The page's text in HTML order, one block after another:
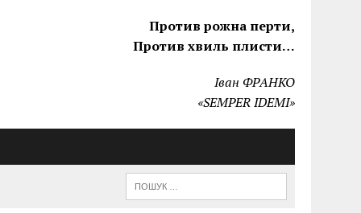
Против рожна перти,
Против хвиль плисти…
Іван ФРАНКО
«SEMPER IDEMI»